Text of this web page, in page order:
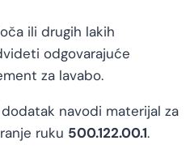
ili drugih lakih
odgovarajuće
za lavabo.
navodi materijal za
ruku 500.122.00.1.